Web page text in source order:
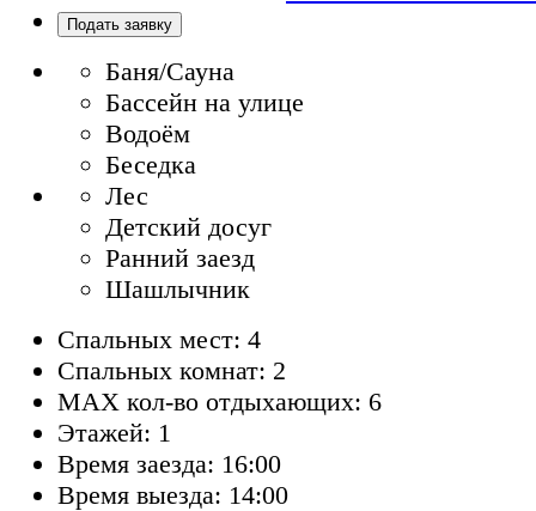
Подать заявку
Баня/Сауна
Бассейн на улице
Водоём
Беседка
Лес
Детский досуг
Ранний заезд
Шашлычник
Спальных мест: 4
Спальных комнат: 2
MAX кол-во отдыхающих: 6
Этажей: 1
Время заезда: 16:00
Время выезда: 14:00